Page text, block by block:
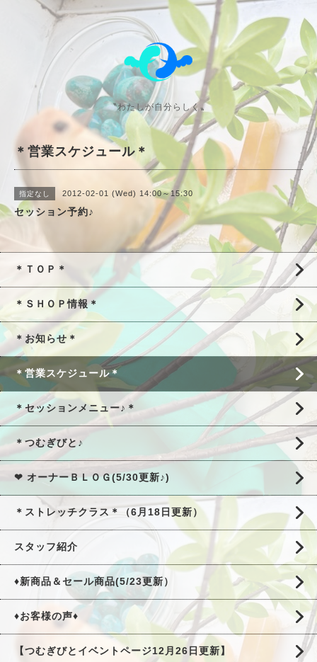
〝わたしが自分らしく〟
＊営業スケジュール＊
指定なし 2012-02-01 (Wed) 14:00～15:30
セッション予約♪
＊ＴＯＰ＊
＊ＳＨＯＰ情報＊
＊お知らせ＊
＊営業スケジュール＊
＊セッションメニュー♪＊
＊つむぎびと♪
❤ オーナーＢＬＯＧ(5/30更新♪)
＊ストレッチクラス＊（6月18日更新）
スタッフ紹介
♦新商品＆セール商品(5/23更新）
♦お客様の声♦
【つむぎびとイベントページ12月26日更新】